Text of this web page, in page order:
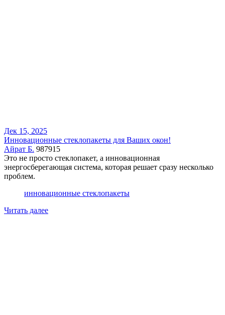
Дек 15, 2025
Инновационные стеклопакеты для Ваших окон!
Айрат Б. 987915
Это не просто стеклопакет, а инновационная
энергосберегающая система, которая решает сразу несколько
проблем.
инновационные стеклопакеты
Читать далее